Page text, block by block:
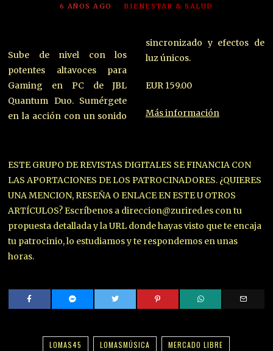
6 AÑOS AGO BIENESTAR & SALUD
Sube de nivel con los
potentes altavoces para
Gaming en PC de JBL
Quantum Duo. Sumérgete
en la acción con un sonido
sincronizado y efectos de
luz únicos.
EUR 159.00
Más información
ESTE GRUPO DE REVISTAS DIGITALES SE FINANCIA CON
LAS APORTACIONES DE LOS PATROCINADORES. ¿QUIERES
UNA MENCION, RESEÑA O ENLACE EN ESTE U OTROS
ARTÍCULOS? Escríbenos a direccion@zurired.es con tu
propuesta detallada y la URL donde hayas visto que te encaja
tu patrocinio, lo estudiamos y te respondemos en unas
horas.
LOMAS45 LOMASMÚSICA
MERCADO LIBRE